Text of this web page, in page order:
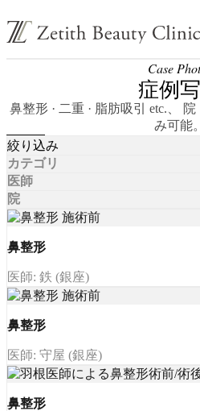
Case
症例
鼻整形 · 二重 · 脂肪吸引 etc.、
み可能。
絞り込み
カテゴリ
医師
院
鼻整形
医師: 鉄 (銀座)
鼻整形
医師: 守屋 (銀座)
鼻整形